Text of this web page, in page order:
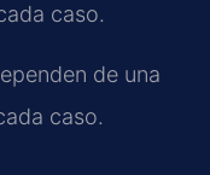
caso.
de una
caso.